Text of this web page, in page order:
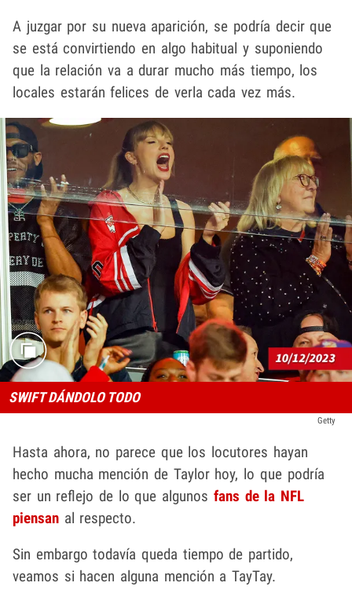
A juzgar por su nueva aparición, se podría decir que
se está convirtiendo en algo habitual y suponiendo
que la relación va a durar mucho más tiempo, los
locales estarán felices de verla cada vez más.
SWIFT DÁNDOLO TODO
Getty
Hasta ahora, no parece que los locutores hayan
hecho mucha mención de Taylor hoy, lo que podría
ser un reflejo de lo que algunos fans de la NFL
piensan al respecto.
Sin embargo todavía queda tiempo de partido,
veamos si hacen alguna mención a TayTay.